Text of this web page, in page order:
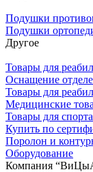
Подушки
Подушки
Другое
Товары для
Оснащение
Товары для
Медицинские
Товары для спорта
Купить по
Поролон и
Оборудование
Компания